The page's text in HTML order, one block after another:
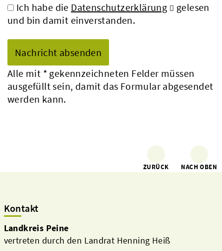
Ich habe die Datenschutzerklärung
gelesen
und bin damit einverstanden.
Alle mit * gekennzeichneten Felder müssen
ausgefüllt sein, damit das Formular abgesendet
werden kann.
ZURÜCK NACH OBEN
Kontakt
Landkreis Peine
vertreten durch den Landrat Henning Heiß